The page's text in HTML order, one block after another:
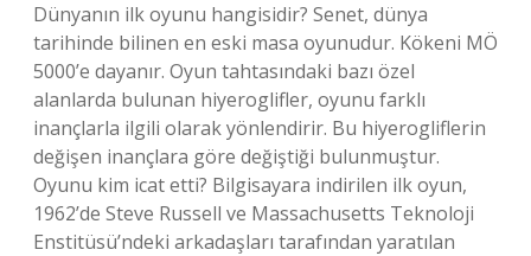
Dünyanın ilk oyunu hangisidir? Senet, dünya
tarihinde bilinen en eski masa oyunudur. Kökeni MÖ
5000’e dayanır. Oyun tahtasındaki bazı özel
alanlarda bulunan hiyeroglifler, oyunu farklı
inançlarla ilgili olarak yönlendirir. Bu hiyerogliflerin
değişen inançlara göre değiştiği bulunmuştur.
Oyunu kim icat etti? Bilgisayara indirilen ilk oyun,
1962’de Steve Russell ve Massachusetts Teknoloji
Enstitüsü’ndeki arkadaşları tarafından yaratılan